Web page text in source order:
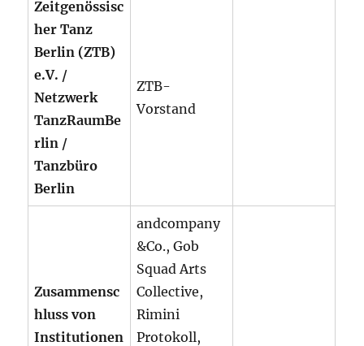
Zeitgenössisc
her Tanz
Berlin (ZTB)
e.V. /
Netzwerk
TanzRaumBe
rlin /
Tanzbüro
Berlin
ZTB-
Vorstand
Zusammensc
hluss von
Institutionen
andcompany
&Co., Gob
Squad Arts
Collective,
Rimini
Protokoll,